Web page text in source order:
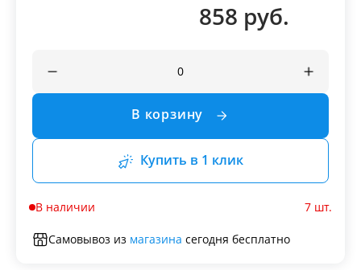
858 руб.
В корзину
Купить в 1 клик
В наличии 7 шт.
Самовывоз из магазина сегодня бесплатно